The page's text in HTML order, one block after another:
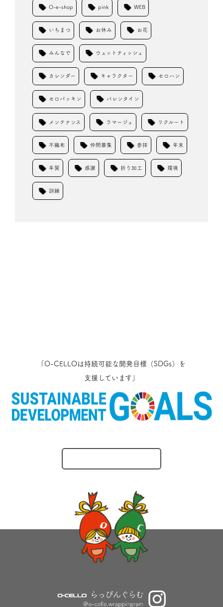
O-e-shop pink WEB
いちまつ お休み お花
みんなで ウェットティッシュ
カレンダー キャラクター セロハン
セロパッキン バレンタイン
メンテナンス ラマージュ リクルート
不織布 仲間募集 参拝 年末
年賀 感謝 折り加工 環境
訓練
「O-CELLOは持続可能な開発目標（SDGs）を
支援しています」